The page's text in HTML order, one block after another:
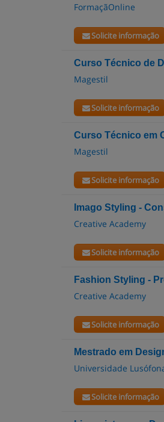
FormaçãOnline
Solicite informação
Curso Técnico de
Magestil
Solicite informação
Curso Técnico em
Magestil
Solicite informação
Imago Styling -
Creative Academy
Solicite informação
Fashion Styling -
Creative Academy
Solicite informação
Mestrado em
Universidade
Solicite informação